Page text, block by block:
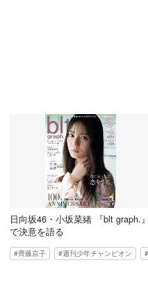
日向坂46・小坂菜緒 『blt graph.』
で決意を語る
齊藤京子 週刊少年チャンピオン